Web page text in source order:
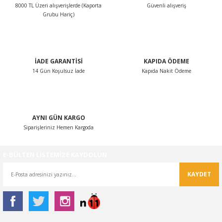
Ürün bilgilerinde hatalar bulunuyor.
8000 TL Üzeri alışverişlerde (Kaporta
Grubu Hariç)
Güvenli alışveriş
İADE GARANTİSİ
14 Gün Koşulsuz İade
KAPIDA ÖDEME
Kapıda Nakit Ödeme
AYNI GÜN KARGO
Siparişleriniz Hemen Kargoda
KAYDET